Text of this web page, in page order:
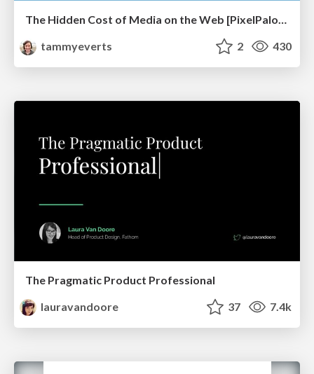
The Hidden Cost of Media on the Web [PixelPalooza 2025]
tammyeverts
2 430
The Pragmatic Product Professional
lauravandoore
37 7.4k